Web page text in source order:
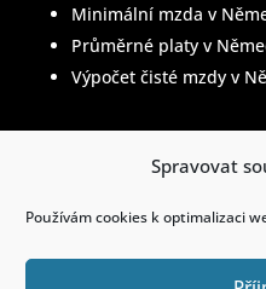
Spravovat
Používám cookies k optimalizaci
Minimální mzda v
Průměrné platy v
Výpočet čisté mzdy v